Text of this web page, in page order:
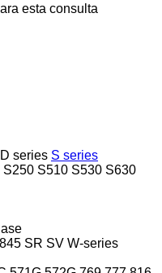
esta consulta
D series S series
S250 S510 S530 S630
SR SV W-series